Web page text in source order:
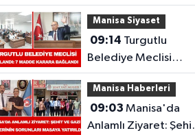
Eğitimi: Akademi
Manisa Eğitimlere
Başladı
Manisa Siyaset
09:14
Belediye Meclisi
Toplandı: 7 Madde
Karara Bağlandı
Manisa Haberleri
09:03 Manisa'da
Anlamlı Ziyaret: Şehit